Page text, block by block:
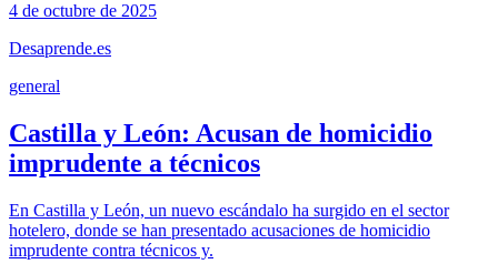
4 de octubre de 2025
Desaprende.es
general
Castilla y León: Acusan de homicidio
imprudente a técnicos
En Castilla y León, un nuevo escándalo ha surgido en el sector
hotelero, donde se han presentado acusaciones de homicidio
imprudente contra técnicos y.